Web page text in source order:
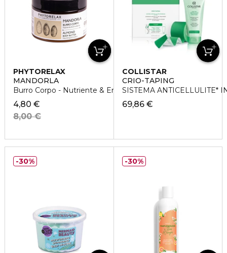
PHYTORELAX
MANDORLA
Burro Corpo - Nutriente & Emolliente
4,80 €
8,00 €
COLLISTAR
CRIO-TAPING
SISTEMA ANTICELLULITE*
69,86 €
30% 30%